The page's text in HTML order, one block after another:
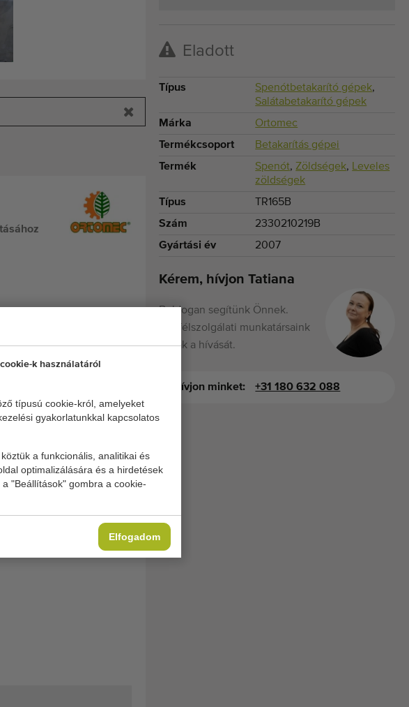
k használatáról
típusú cookie-król, amelyeket
gyakorlatunkkal kapcsolatos
a funkcionális, analitikai és
optimalizálására és a hirdetések
"Beállítások" gombra a cookie-
Elfogadom
Eladott
Típus Spenótbetakarító gépek,
Salátabetakarító gépek
Márka
Ortomec
Termékcsoport
Betakarítás gépei
Termék
Spenót, Zöldségek, Leveles
zöldségek
Típus
TR165B
Szám
2330210219B
Gyártási év
2007
Kérem, hívjon Tatiana
Boldogan segítünk Önnek.
Ügyfélszolgálati munkatársaink
várják a hívását.
Hívjon minket: +31 180 632 088